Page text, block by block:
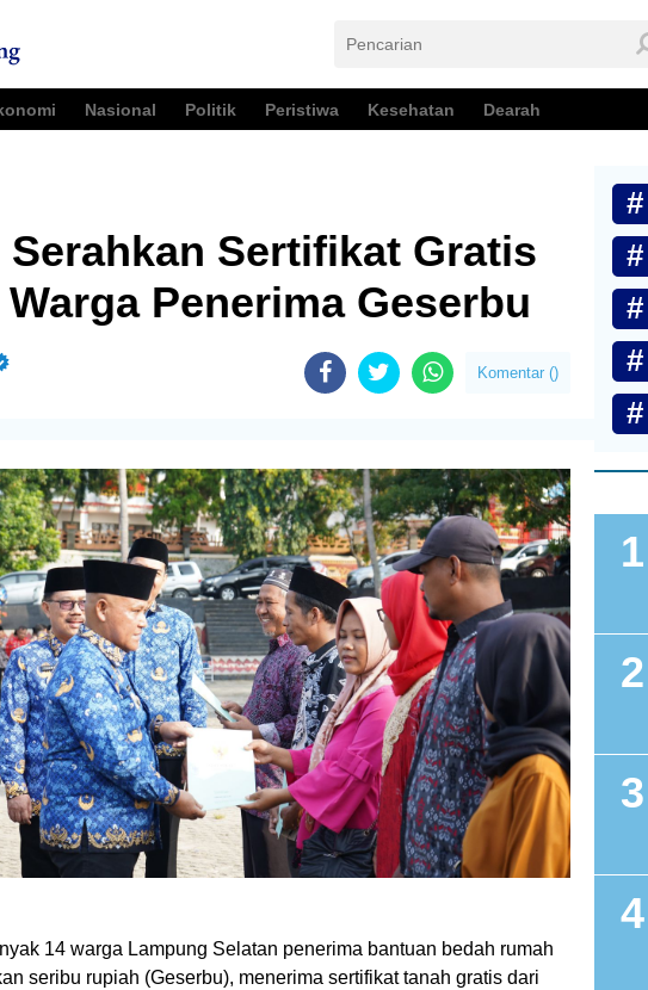
Nasional Politik Peristiwa Kesehatan Dearah
Serahkan Sertifikat Gratis
Penerima Geserbu
Komentar ()
14 warga Lampung Selatan penerima bantuan bedah rumah
seribu rupiah (Geserbu), menerima sertifikat tanah gratis dari